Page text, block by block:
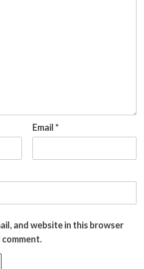
Email*
and website in this browser